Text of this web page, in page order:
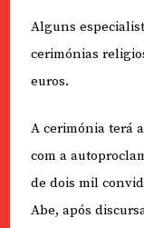
Alguns
cerimónias
euros.
A cerimónia terá
com a
de dois mil
Abe, após